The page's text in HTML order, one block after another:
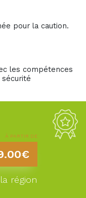
pour la caution.
les compétences
région
À PARTIR DE